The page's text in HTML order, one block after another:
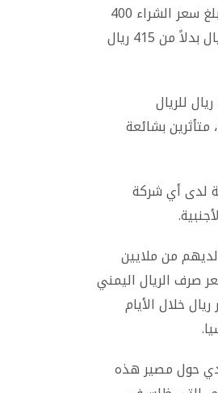
وسجلت سوق الصرافة تراجعًا ملموسًا بسعر الريال السعودي أمام الريال اليمني، حيث بلغ سعر الشراء 400
ريال يمني مقابل الريال السعودي بدلاً من 410 ريال يوم أمس، بينما سجل البيع 410 ريال بدلاً من 415 ريال
وتداولت أنباء عن أن بعض الصرافين رفضوا هذه الأسعار وأصروا على الشراء بسعر 380 ريال للريال
بشائعة
لدى أي شركة
من ملايين
صرف الريال اليمني
خلال الأيام
حول مصير هذه